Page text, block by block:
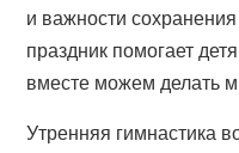
и важности
праздник помогает
вместе можем делать
Утренняя гимнастика